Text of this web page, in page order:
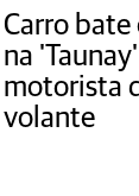
Carro
na
motorista
volante